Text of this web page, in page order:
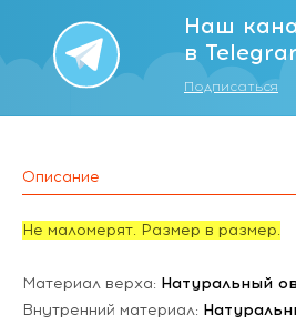
Наш
в
Подписаться
Описание
Не маломерят. Размер в размер.
Материал верха: Натуральный
Внутренний материал: